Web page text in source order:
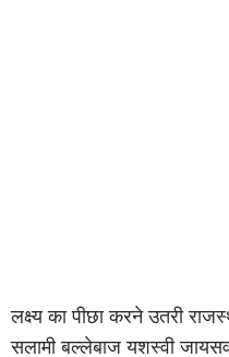
लक्ष्य का पीछा करने उतरी
सलामी बल्लेबाज यशस्वी